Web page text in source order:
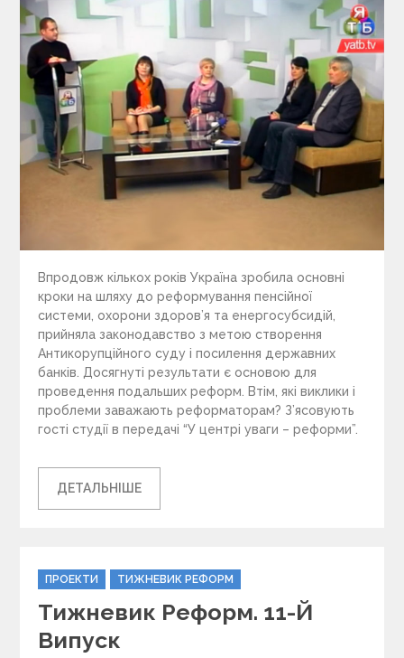
Впродовж кількох років Україна зробила основні
кроки на шляху до реформування пенсійної
системи, охорони здоров’я та енергосубсидій,
прийняла законодавство з метою створення
Антикорупційного суду і посилення державних
банків. Досягнуті результати є основою для
проведення подальших реформ. Втім, які виклики і
проблеми заважають реформаторам? З’ясовують
гості студії в передачі “У центрі уваги – реформи”.
ДЕТАЛЬНІШЕ
C
a
t
e
g
ПРОЕКТИ ТИЖНЕВИК РЕФОРМ
Тижневик Реформ. 11-Й
Випуск